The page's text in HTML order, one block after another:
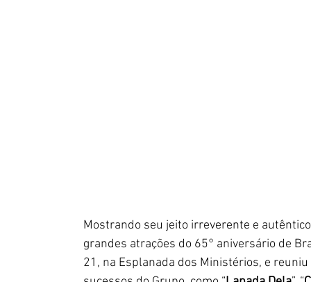
Mostrando seu jeito irreverente e
grandes atrações do 65° aniversário de
21, na Esplanada dos Ministérios, e